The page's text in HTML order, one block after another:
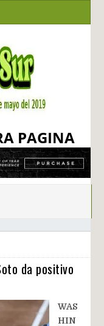
PAGINA
da positivo
WAS
HIN